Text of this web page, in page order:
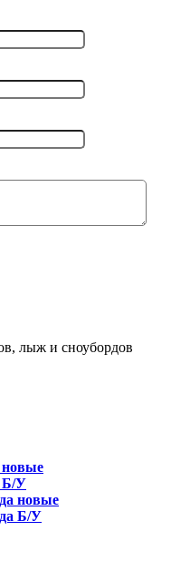
лыж и сноубордов
новые
Б/У
новые
Б/У